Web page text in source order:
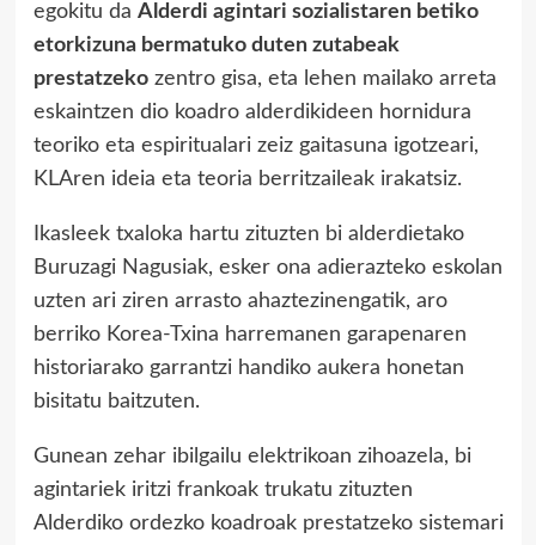
egokitu da Alderdi agintari sozialistaren betiko
etorkizuna bermatuko duten zutabeak
prestatzekozentro gisa, eta lehen mailako arreta
eskaintzen dio koadro alderdikideen hornidura
teoriko eta espiritualari zeiz gaitasuna igotzeari,
KLAren ideia eta teoria berritzaileak irakatsiz.
Ikasleek txaloka hartu zituzten bi alderdietako
Buruzagi Nagusiak, esker ona adierazteko eskolan
uzten ari ziren arrasto ahaztezinengatik, aro
berriko Korea-Txina harremanen garapenaren
historiarako garrantzi handiko aukera honetan
bisitatu baitzuten.
Gunean zehar ibilgailu elektrikoan zihoazela, bi
agintariek iritzi frankoak trukatu zituzten
Alderdiko ordezko koadroak prestatzeko sistemari